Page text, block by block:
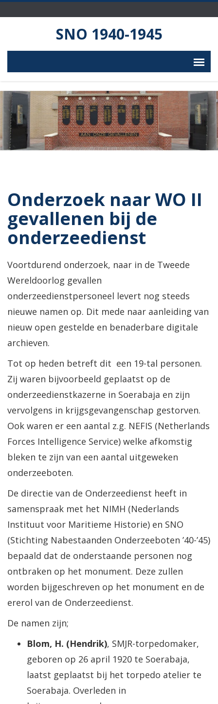
SNO 1940-1945
Onderzoek naar WO II
gevallenen bij de
onderzeedienst
Voortdurend onderzoek, naar in de Tweede
Wereldoorlog gevallen
onderzeedienstpersoneel levert nog steeds
nieuwe namen op. Dit mede naar aanleiding van
nieuw open gestelde en benaderbare digitale
archieven.
Tot op heden betreft dit een 19-tal personen.
Zij waren bijvoorbeeld geplaatst op de
onderzeedienstkazerne in Soerabaja en zijn
vervolgens in krijgsgevangenschap gestorven.
Ook waren er een aantal z.g. NEFIS (Netherlands
Forces Intelligence Service) welke afkomstig
bleken te zijn van een aantal uitgeweken
onderzeeboten.
De directie van de Onderzeedienst heeft in
samenspraak met het NIMH (Nederlands
Instituut voor Maritieme Historie) en SNO
(Stichting Nabestaanden Onderzeeboten ’40-’45)
bepaald dat de onderstaande personen nog
ontbraken op het monument. Deze zullen
worden bijgeschreven op het monument en de
ererol van de Onderzeedienst.
De namen zijn;
Blom, H. (Hendrik), SMJR-torpedomaker,
geboren op 26 april 1920 te Soerabaja,
laatst geplaatst bij het torpedo atelier te
Soerabaja. Overleden in